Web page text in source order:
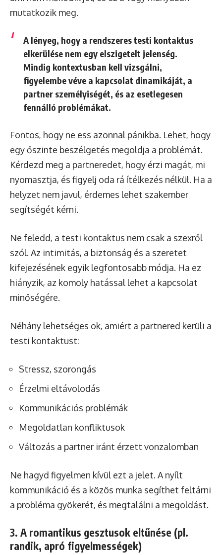
mutatkozik meg.
A lényeg, hogy a rendszeres testi kontaktus
elkerülése nem egy elszigetelt jelenség.
Mindig kontextusban kell vizsgálni,
figyelembe véve a kapcsolat dinamikáját, a
partner személyiségét, és az esetlegesen
fennálló problémákat.
Fontos, hogy ne ess azonnal pánikba. Lehet, hogy
egy őszinte beszélgetés megoldja a problémát.
Kérdezd meg a partneredet, hogy érzi magát, mi
nyomasztja, és figyelj oda rá ítélkezés nélkül. Ha a
helyzet nem javul, érdemes lehet szakember
segítségét kérni.
Ne feledd, a testi kontaktus nem csak a szexről
szól. Az intimitás, a biztonság és a szeretet
kifejezésének egyik legfontosabb módja. Ha ez
hiányzik, az komoly hatással lehet a kapcsolat
minőségére.
Néhány lehetséges ok, amiért a partnered kerüli a
testi kontaktust:
Stressz, szorongás
Érzelmi eltávolodás
Kommunikációs problémák
Megoldatlan konfliktusok
Változás a partner iránt érzett vonzalomban
Ne hagyd figyelmen kívül ezt a jelet. A nyílt
kommunikáció és a közös munka segíthet feltárni
a probléma gyökerét, és megtalálni a megoldást.
3. A romantikus gesztusok eltűnése (pl.
randik, apró figyelmességek)